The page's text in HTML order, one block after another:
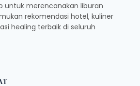
untuk merencanakan liburan
rekomendasi hotel, kuliner
healing terbaik di seluruh